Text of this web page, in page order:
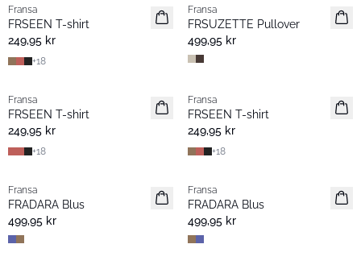
Nyhet
Fransa
FRSEEN T-shirt
249,95 kr
+18
Nyhet
Fransa
FRSUZETTE Pullover
499,95 kr
Nyhet
Fransa
FRSEEN T-shirt
249,95 kr
+18
Nyhet
Fransa
FRSEEN T-shirt
249,95 kr
+18
Nyhet
Fransa
FRADARA Blus
499,95 kr
Nyhet
Fransa
FRADARA Blus
499,95 kr